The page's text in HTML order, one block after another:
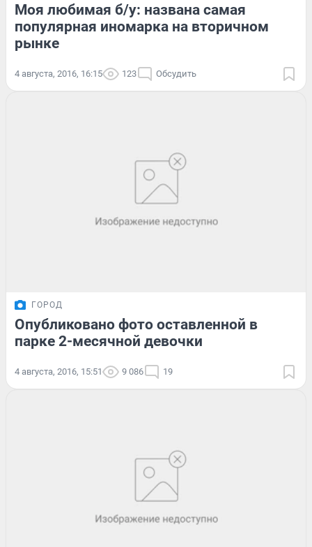
Моя любимая б/у: названа самая
популярная иномарка на вторичном
рынке
4 августа, 2016, 16:15 123 Обсудить
ГОРОД
Опубликовано фото оставленной в
парке 2-месячной девочки
4 августа, 2016, 15:51 9 086 19